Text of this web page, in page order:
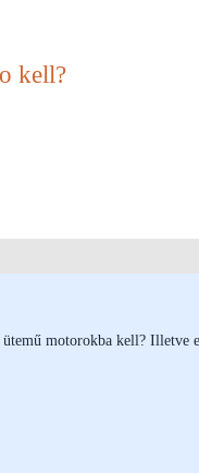
kell?
motorokba kell?